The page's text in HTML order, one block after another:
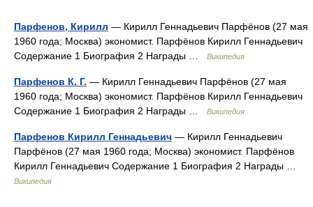
Парфенов, Кирилл — Кирилл Геннадьевич Парфёнов (27 мая
1960 года; Москва) экономист. Парфёнов Кирилл Геннадьевич
Содержание 1 Биография 2 Награды …
Википедия
Парфенов К. Г. — Кирилл Геннадьевич Парфёнов (27 мая
1960 года; Москва) экономист. Парфёнов Кирилл Геннадьевич
Содержание 1 Биография 2 Награды …
Википедия
Парфенов Кирилл Геннадьевич — Кирилл Геннадьевич
Парфёнов (27 мая 1960 года; Москва) экономист. Парфёнов
Кирилл Геннадьевич Содержание 1 Биография 2 Награды …
Википедия